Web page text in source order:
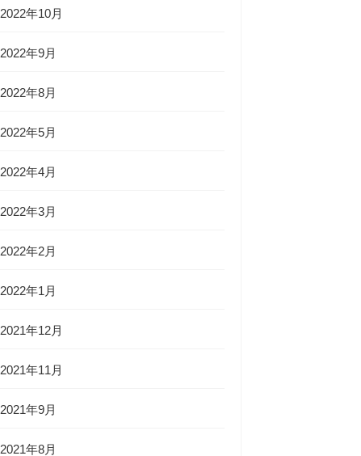
2022年10月
2022年9月
2022年8月
2022年5月
2022年4月
2022年3月
2022年2月
2022年1月
2021年12月
2021年11月
2021年9月
2021年8月